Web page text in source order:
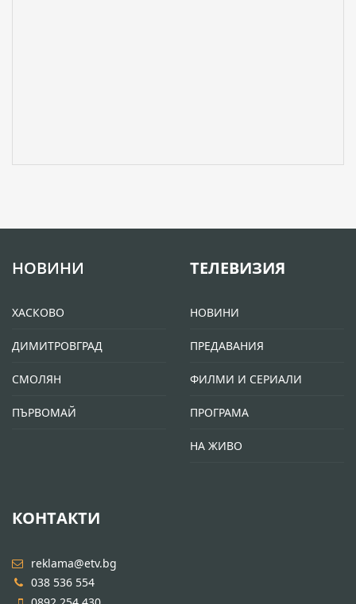
НОВИНИ
ХАСКОВО
ДИМИТРОВГРАД
СМОЛЯН
ПЪРВОМАЙ
ТЕЛЕВИЗИЯ
НОВИНИ
ПРЕДАВАНИЯ
ФИЛМИ И СЕРИАЛИ
ПРОГРАМА
НА ЖИВО
КОНТАКТИ
reklama@etv.bg
038 536 554